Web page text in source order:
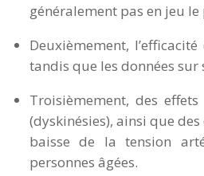
généralement pas en jeu
Deuxièmement,
tandis que les données sur
Troisièmement, des
(dyskinésies), ainsi que
baisse de la tension
personnes âgées.